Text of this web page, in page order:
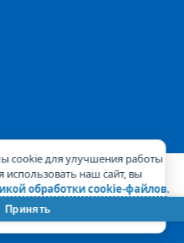
0
cookie для улучшения работы
использовать наш сайт, вы
обработки cookie-файлов.
Принять